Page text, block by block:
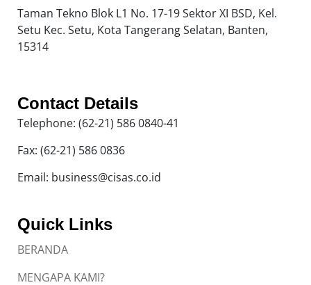
Taman Tekno Blok L1 No. 17-19 Sektor XI BSD, Kel.
Setu Kec. Setu, Kota Tangerang Selatan, Banten,
15314
Contact Details
Telephone: (62-21) 586 0840-41
Fax: (62-21) 586 0836
Email: business@cisas.co.id
Quick Links
BERANDA
MENGAPA KAMI?